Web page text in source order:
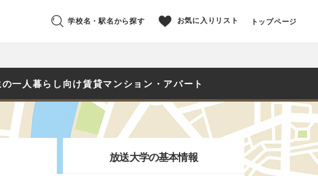
学校名・駅名から探す お気に入りリスト トップページ
一人暮らし向け賃貸マンション・アパート
放送大学の基本情報